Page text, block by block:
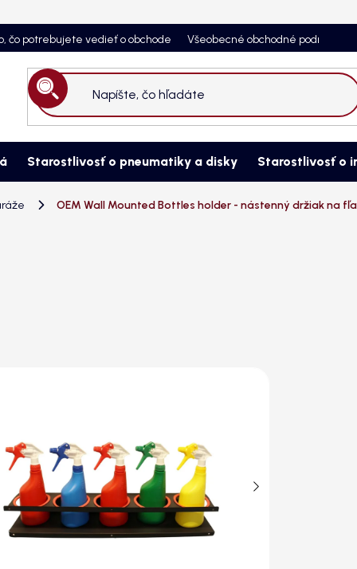
čo potrebujete vedieť o obchode Všeobecné obchodné podmienky
Hľadať
Starostlivosť o pneumatiky a disky Starostlivosť o
OEM Wall Mounted Bottles holder - nástenný držiak na